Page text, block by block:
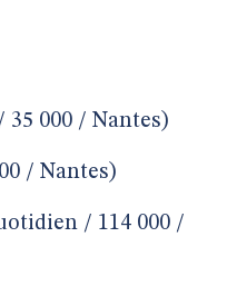
000 / Nantes)
/ Nantes)
/ 114 000 /